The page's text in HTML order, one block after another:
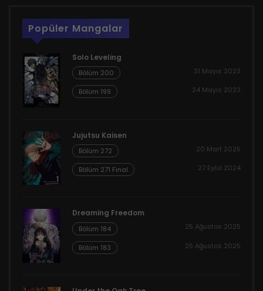
Popüler Mangalar
Solo Leveling
Bölüm 200 31 Mayıs 2023
Bölüm 199 24 Mayıs 2023
Jujutsu Kaisen
Bölüm 272 20 Mart 2025
Bölüm 271 Final 27 Eylül 2024
Dreaming Freedom
Bölüm 184 25 Ağustos 2025
Bölüm 183 25 Ağustos 2025